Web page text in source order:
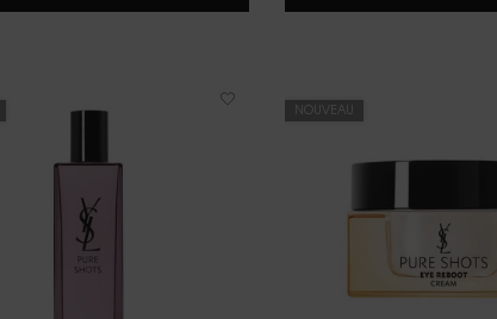
NOUVEAU